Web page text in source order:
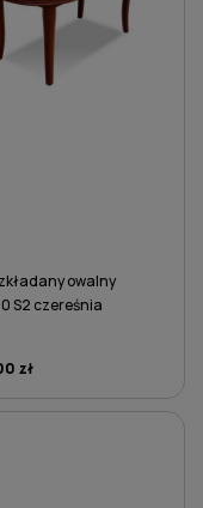
owalny
S2 czereśnia
zł